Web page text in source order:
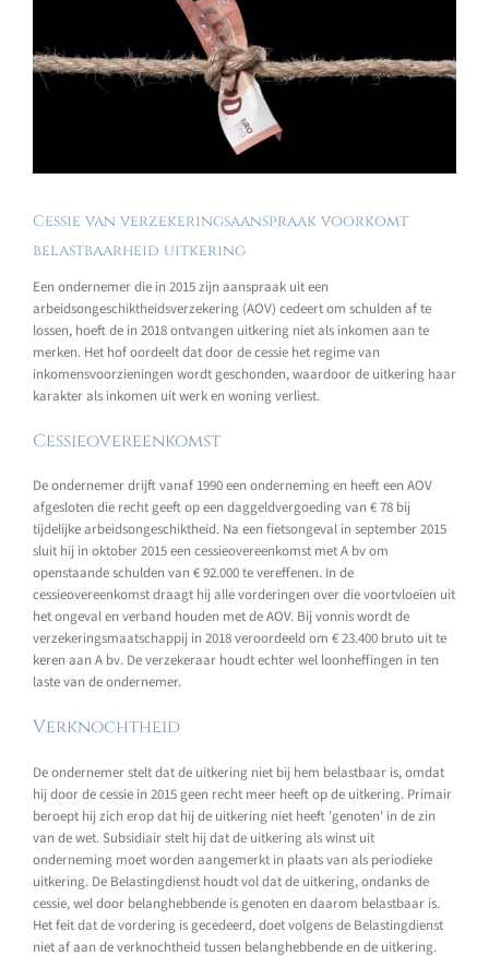
Cessie van verzekeringsaanspraak voorkomt
belastbaarheid uitkering
Een ondernemer die in 2015 zijn aanspraak uit een
arbeidsongeschiktheidsverzekering (AOV) cedeert om schulden af te
lossen, hoeft de in 2018 ontvangen uitkering niet als inkomen aan te
merken. Het hof oordeelt dat door de cessie het regime van
inkomensvoorzieningen wordt geschonden, waardoor de uitkering haar
karakter als inkomen uit werk en woning verliest.
Cessieovereenkomst
De ondernemer drijft vanaf 1990 een onderneming en heeft een AOV
afgesloten die recht geeft op een daggeldvergoeding van € 78 bij
tijdelijke arbeidsongeschiktheid. Na een fietsongeval in september 2015
sluit hij in oktober 2015 een cessieovereenkomst met A bv om
openstaande schulden van € 92.000 te vereffenen. In de
cessieovereenkomst draagt hij alle vorderingen over die voortvloeien uit
het ongeval en verband houden met de AOV. Bij vonnis wordt de
verzekeringsmaatschappij in 2018 veroordeeld om € 23.400 bruto uit te
keren aan A bv. De verzekeraar houdt echter wel loonheffingen in ten
laste van de ondernemer.
Verknochtheid
De ondernemer stelt dat de uitkering niet bij hem belastbaar is, omdat
hij door de cessie in 2015 geen recht meer heeft op de uitkering. Primair
beroept hij zich erop dat hij de uitkering niet heeft 'genoten' in de zin
van de wet. Subsidiair stelt hij dat de uitkering als winst uit
onderneming moet worden aangemerkt in plaats van als periodieke
uitkering. De Belastingdienst houdt vol dat de uitkering, ondanks de
cessie, wel door belanghebbende is genoten en daarom belastbaar is.
Het feit dat de vordering is gecedeerd, doet volgens de Belastingdienst
niet af aan de verknochtheid tussen belanghebbende en de uitkering.